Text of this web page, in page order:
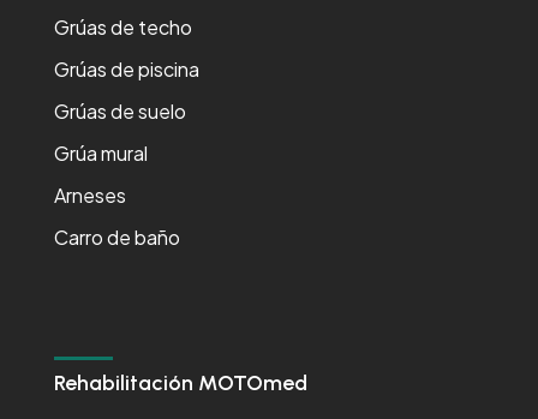
Grúas de techo
Grúas de piscina
Grúas de suelo
Grúa mural
Arneses
Carro de baño
Rehabilitación MOTOmed